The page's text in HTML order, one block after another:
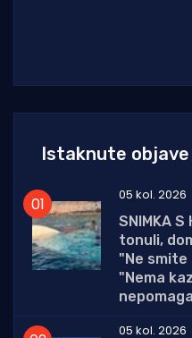
Istaknute objave
05 kol. 2026
SNIMKA
tonuli,
"Ne
"Nema
05 kol. 2026